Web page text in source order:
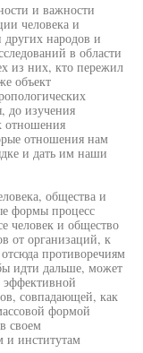
и важности
человека и
других народов и
в области
из них, кто пережил
объект
до изучения
отношения
отношения нам
и дать им наши
общества и
формы процесс
человек и общество
от организаций, к
противоречиям
идти дальше, может
эффективной
совпадающей, как
формой
своем
и институтам